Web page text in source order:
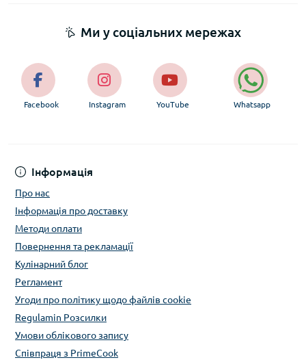
Інформація
Про нас
Інформація про доставку
Методи оплати
Повернення та рекламації
Кулінарний блог
Регламент
Угоди про політику щодо файлів cookie
Regulamin Розсилки
Умови облікового запису
Співпраця з PrimeCook
Ми у соціальних мережах
Facebook Instagram YouTube Whatsapp